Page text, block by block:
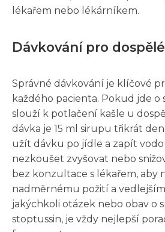
lékařem nebo lékárníkem.
Dávkování pro dospělé
Správné dávkování je klíčové
každého pacienta. Pokud jde o
slouží k potlačení kašle u
dávka je 15 ml sirupu třikrát
užít dávku po jídle a zapít
nezkoušet zvyšovat nebo
bez konzultace s lékařem, aby
nadměrnému požití a
jakýchkoli otázek nebo obav o
stoptussin, je vždy nejlepší